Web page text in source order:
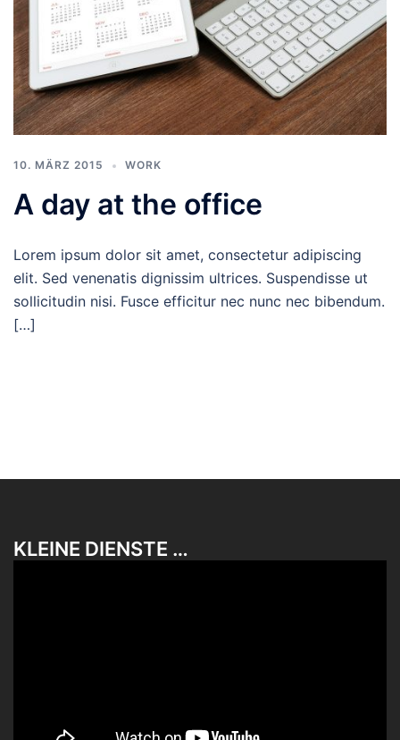
10. MÄRZ 2015 WORK
A day at the office
Lorem ipsum dolor sit amet, consectetur adipiscing
elit. Sed venenatis dignissim ultrices. Suspendisse ut
sollicitudin nisi. Fusce efficitur nec nunc nec bibendum.
[…]
KLEINE DIENSTE …